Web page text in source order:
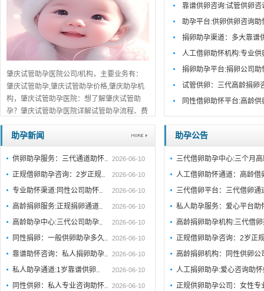
肇庆试管助孕医院公司/机构，主要业务有：
肇庆试管助孕,肇庆试管助孕价格,肇庆助孕机
构，肇庆试管助孕医院：想了解肇庆试管助
孕？肇庆试管助孕医院详解试管助孕流程、费
用及成功率。肇庆正规机构推荐，助您早日好
孕，点击查看。...
靠谱供卵咨询:试管供卵
助孕平台:供卵供卵咨询
捐卵助孕渠道：多大靠谱
人工借卵助怀机构:专业
捐卵助孕平台:捐卵公司
试管供卵：三代高龄捐卵
同性借卵助怀平台:高龄
助孕新闻
供卵助孕服务：三代通道助怀.. 2026-06-10
正规借卵助孕咨询：2岁正规.. 2026-06-10
专业助怀渠道:同性公司助怀.. 2026-06-10
高龄捐卵服务:正规捐卵通道.. 2026-06-10
高龄助孕中心:三代公司助孕.. 2026-06-10
同性捐卵：一般供卵助孕多久.. 2026-06-10
靠谱助怀咨询：私人捐卵助孕.. 2026-06-10
私人助孕通道:1岁靠谱供卵.. 2026-06-10
同性供卵：私人专业咨询助怀.. 2026-06-10
助孕公告
三代借卵助孕中心:三个月
人工借卵助怀通道：高龄
三代借卵平台：三代借卵
私人助孕服务：爱心平台助
高龄捐卵助孕机构:三代借
正规借卵助孕咨询：2岁正
高龄捐卵机构：同性供卵
人工捐卵助孕:爱心咨询助
正规供卵助孕公司：女性